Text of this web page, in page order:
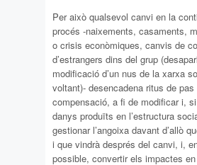
Per això qualsevol canvi en la
procés -naixements, casaments,
o crisis econòmiques, canvis de
d’estrangers dins del grup
modificació d’un nus de la xarxa
voltant)- desencadena ritus de pas
compensació, a fi de modificar i,
danys produïts en l’estructura
gestionar l’angoixa davant d’allò
i que vindrà després del canvi, i,
possible, convertir els impactes